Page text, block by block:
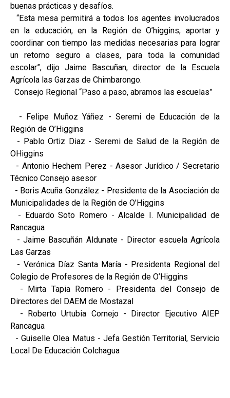
buenas prácticas y desafíos.
“Esta mesa permitirá a todos los agentes involucrados
en la educación, en la Región de O’higgins, aportar y
coordinar con tiempo las medidas necesarias para lograr
un retorno seguro a clases, para toda la comunidad
escolar”, dijo Jaime Bascuñan, director de la Escuela
Agrícola las Garzas de Chimbarongo.
Consejo Regional “Paso a paso, abramos las escuelas”
- Felipe Muñoz Yáñez - Seremi de Educación de la
Región de O’Higgins
- Pablo Ortiz Diaz - Seremi de Salud de la Región de
OHiggins
- Antonio Hechem Perez - Asesor Jurídico / Secretario
Técnico Consejo asesor
- Boris Acuña González - Presidente de la Asociación de
Municipalidades de la Región de O’Higgins
- Eduardo Soto Romero - Alcalde I. Municipalidad de
Rancagua
- Jaime Bascuñán Aldunate - Director escuela Agrícola
Las Garzas
- Verónica Díaz Santa María - Presidenta Regional del
Colegio de Profesores de la Región de O’Higgins
- Mirta Tapia Romero - Presidenta del Consejo de
Directores del DAEM de Mostazal
- Roberto Urtubia Cornejo - Director Ejecutivo AIEP
Rancagua
- Guiselle Olea Matus - Jefa Gestión Territorial, Servicio
Local De Educación Colchagua